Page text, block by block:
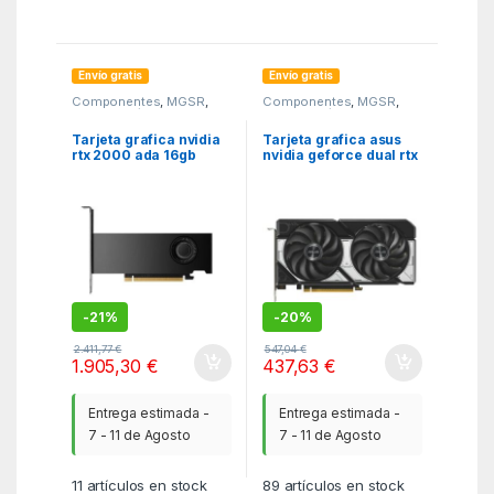
Envío gratis
Componentes MGSR
Tarjetas gráficas
Tarjeta grafica nvidia
rtx 2000 ada 16gb
-21%
2.411,77€
1.905,30 €
Entrega estimada -
7 - 11 de Agosto
11 artículos en stock
Envío gratis
Componentes MGSR
Tarjetas gráficas
Tarjeta grafica asus
nvidia geforce dual rtx
-20%
547,04€
437,63€
Entrega estimada -
7 - 11 de Agosto
89 artículos en stock